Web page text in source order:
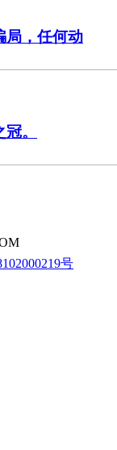
局，任何动
。
号